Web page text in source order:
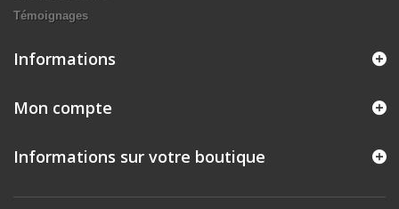
Témoignages
Informations
Mon compte
Informations sur votre boutique